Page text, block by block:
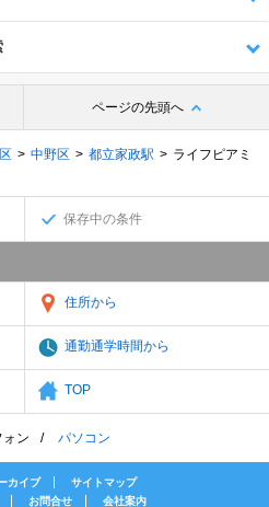
ページの先頭へ
中野区 都立家政駅
ライフピアミ
保存中の条件
住所から
通勤通学時間から
TOP
ォン パソコン
カイブ
サイトマップ
お問合せ 会社案内